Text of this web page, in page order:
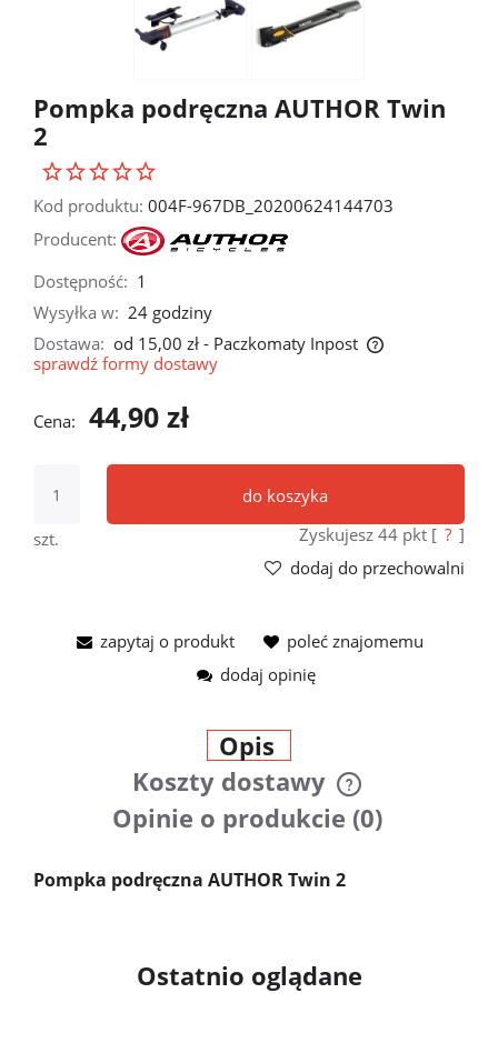
Pompka podręczna AUTHOR Twin
2
Kod produktu: 004F-967DB_20200624144703
Producent:
Dostępność: 1
Wysyłka w: 24 godziny
Dostawa: od 15,00 zł - Paczkomaty Inpost
Cena nie zawiera ewentualnych kosztów płatności
sprawdź formy dostawy
Cena: 44,90 zł
szt.
do koszyka
Zyskujesz 44pkt [ ? ]
dodaj do przechowalni
zapytaj o produkt
poleć znajomemu
dodaj opinię
Opis
Koszty dostawy
Cena nie zawiera ewentualnych
kosztów płatności
Opinie o produkcie (0)
Pompka podręczna AUTHOR Twin 2
Ostatnio oglądane